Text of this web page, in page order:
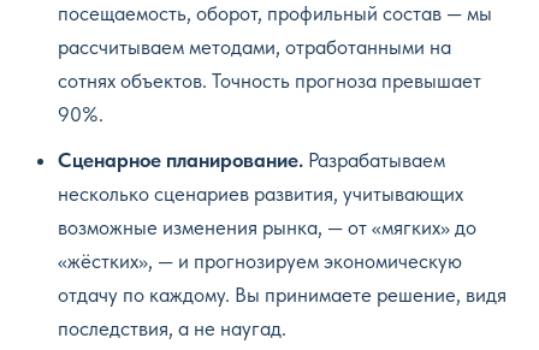
посещаемость, оборот, профильный состав — мы
рассчитываем методами, отработанными на
сотнях объектов. Точность прогноза превышает
90%.
Сценарное планирование. Разрабатываем
несколько сценариев развития, учитывающих
возможные изменения рынка, — от «мягких» до
«жёстких», — и прогнозируем экономическую
отдачу по каждому. Вы принимаете решение, видя
последствия, а не наугад.